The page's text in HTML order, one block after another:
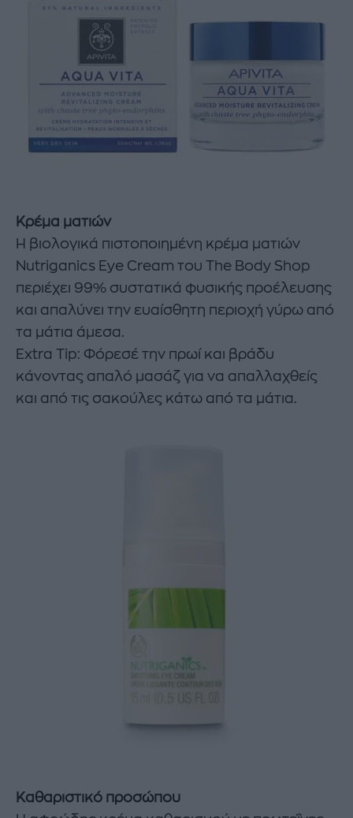
Κρέμα ματιών
Η βιολογικά πιστοποιημένη κρέμα ματιών
Nutriganics Eye Cream του The Body Shop
περιέχει 99% συστατικά φυσικής προέλευσης
και απαλύνει την ευαίσθητη περιοχή γύρω από
τα μάτια άμεσα.
Extra Tip: Φόρεσέ την πρωί και βράδυ
κάνοντας απαλό μασάζ για να απαλλαχθείς
και από τις σακούλες κάτω από τα μάτια.
Καθαριστικό προσώπου